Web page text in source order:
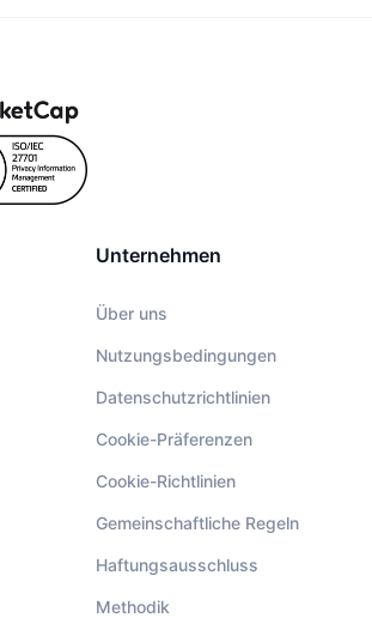
Unternehmen
Über uns
Nutzungsbedingungen
Datenschutzrichtlinien
Cookie-Präferenzen
Cookie-Richtlinien
Gemeinschaftliche Regeln
Haftungsausschluss
Methodik